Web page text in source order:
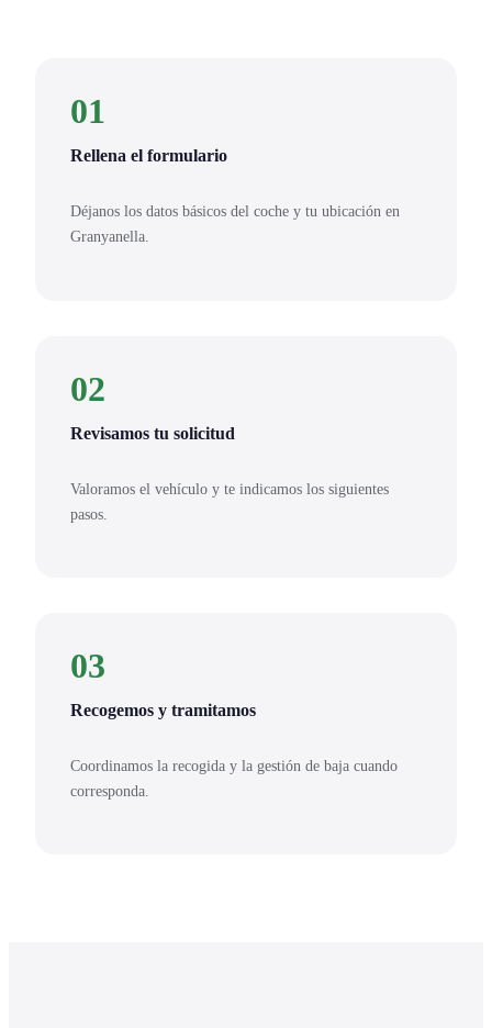
01
Rellena el formulario
Déjanos los datos básicos del coche y tu ubicación en
Granyanella.
02
Revisamos tu solicitud
Valoramos el vehículo y te indicamos los siguientes
pasos.
03
Recogemos y tramitamos
Coordinamos la recogida y la gestión de baja cuando
corresponda.